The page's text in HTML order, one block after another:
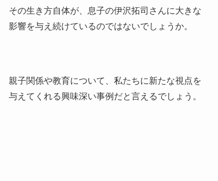
その生き方自体が、息子の伊沢拓司さんに大きな
影響を与え続けているのではないでしょうか。
親子関係や教育について、私たちに新たな視点を
与えてくれる興味深い事例だと言えるでしょう。